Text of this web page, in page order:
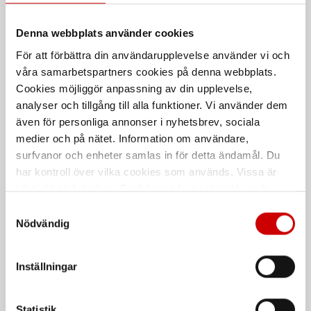
Denna webbplats använder cookies
För att förbättra din användarupplevelse använder vi och
våra samarbetspartners cookies på denna webbplats.
Cookies möjliggör anpassning av din upplevelse,
analyser och tillgång till alla funktioner. Vi använder dem
även för personliga annonser i nyhetsbrev, sociala
medier och på nätet. Information om användare,
surfvanor och enheter samlas in för detta ändamål. Du
har kontroll över vilka cookies som används. Vissa är
tekniskt nödvändiga. Godkännande av statistik- och
länder utanför EU med olika dataskyddsnormer. Genom
att godkänna samtycker du till sådana överföringar. Läs
Nödvändig
Inställningar
Kampanj
Fallskyddslina Trailing
Kärnmantelrep med glidlås och
falldämpare, vit.
EN 353-2
Fallskyddslina Stopedge
Kärnmantelrep med glidlås och
falldämpare.